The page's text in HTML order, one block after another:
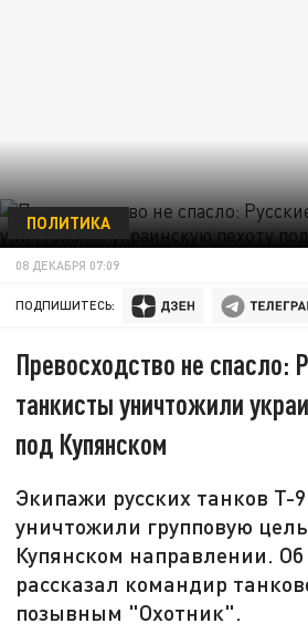
ПОЛИТИКА
08 ДЕКАБРЯ 07:09
ПОДПИШИТЕСЬ:
Превосходство не спасло:
танкисты уничтожили
под Купянском
Экипажи русских танков
уничтожили групповую
Купянском направлении. Об
рассказал командир
позывным "Охотник".